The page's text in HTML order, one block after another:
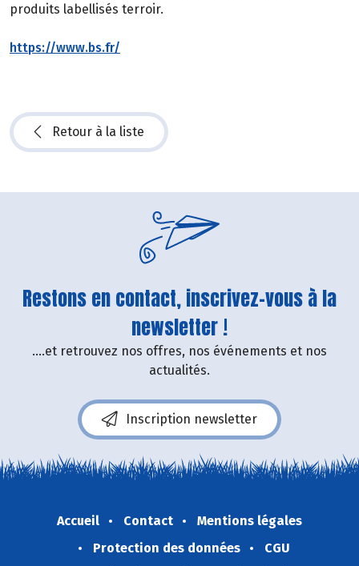
produits labellisés terroir.
https://www.bs.fr/
Retour à la liste
Restons en contact, inscrivez-vous à la
newsletter !
....et retrouvez nos offres, nos événements et nos
actualités.
Inscription newsletter
Accueil Contact
Mentions légales
Protection des données
CGU